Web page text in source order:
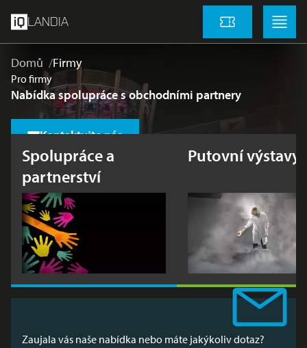
LANDIA Vstupenky
Menu
Domů Firmy
Pro firmy
Nabídka spolupráce s obchodními partnery
Kontaktujte nás
Spolupráce a
partnerství
Putovní výstavy
Zaujala vás naše nabídka nebo máte jakýkoliv dotaz?